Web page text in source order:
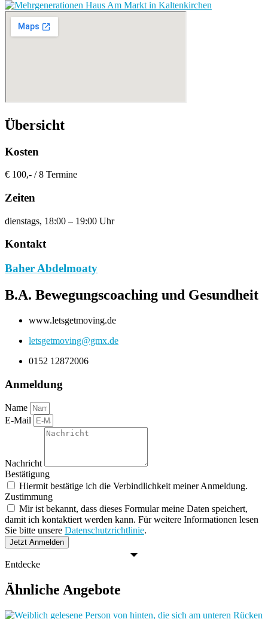
Übersicht
Kosten
€ 100,- / 8 Termine
Zeiten
dienstags, 18:00 – 19:00 Uhr
Kontakt
Baher Abdelmoaty
B.A. Bewegungscoaching und Gesundheit
www.letsgetmoving.de
letsgetmoving@gmx.de
0152 12872006
Anmeldung
Name
E-Mail
Nachricht
Bestätigung
Hiermit bestätige ich die Verbindlichkeit meiner Anmeldung.
Zustimmung
Mir ist bekannt, dass dieses Formular meine Daten speichert,
damit ich kontaktiert werden kann. Für weitere Informationen lesen
Sie bitte unsere Datenschutzrichtlinie.
Jetzt Anmelden
Entdecke
Ähnliche Angebote